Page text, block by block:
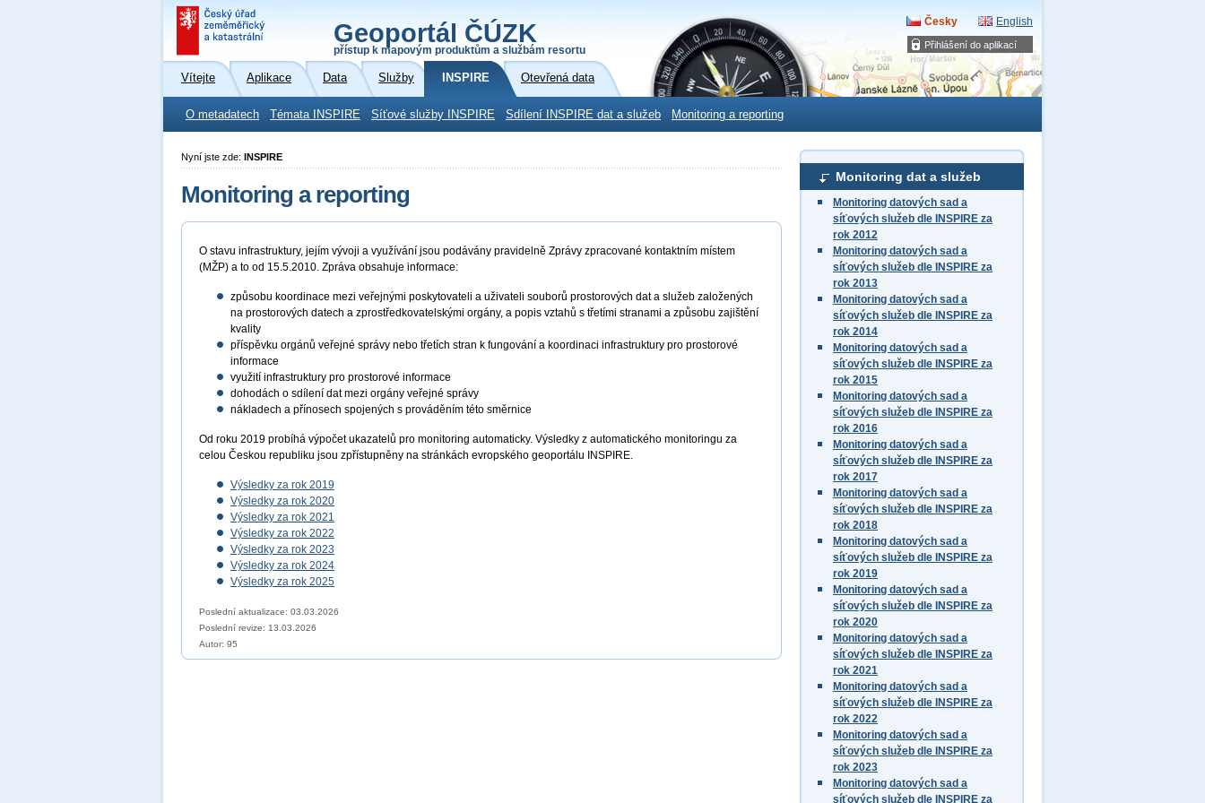
Přihlášení do aplikací
Geoportál ČÚZK
přístup k mapovým produktům a službám resortu
Česky English
Vítejte Aplikace Data Služby INSPIRE Otevřená data
O metadatech Témata INSPIRE Síťové služby INSPIRE Sdílení INSPIRE dat a služeb Monitoring a reporting
Monitoring dat a služeb
Monitoring datových sad a
síťových služeb dle INSPIRE za
rok 2012
Monitoring datových sad a
síťových služeb dle INSPIRE za
rok 2013
Monitoring datových sad a
síťových služeb dle INSPIRE za
rok 2014
Monitoring datových sad a
síťových služeb dle INSPIRE za
rok 2015
Monitoring datových sad a
síťových služeb dle INSPIRE za
rok 2016
Monitoring datových sad a
síťových služeb dle INSPIRE za
rok 2017
Monitoring datových sad a
síťových služeb dle INSPIRE za
rok 2018
Monitoring datových sad a
síťových služeb dle INSPIRE za
rok 2019
Monitoring datových sad a
síťových služeb dle INSPIRE za
rok 2020
Monitoring datových sad a
síťových služeb dle INSPIRE za
rok 2021
Monitoring datových sad a
síťových služeb dle INSPIRE za
rok 2022
Monitoring datových sad a
síťových služeb dle INSPIRE za
rok 2023
Monitoring datových sad a
síťových služeb dle INSPIRE za
Nyní jste zde: INSPIRE
Monitoring a reporting
O stavu infrastruktury, jejím vývoji a využívání jsou podávány pravidelně Zprávy zpracované kontaktním místem
(MŽP) a to od 15.5.2010. Zpráva obsahuje informace:
způsobu koordinace mezi veřejnými poskytovateli a uživateli souborů prostorových dat a služeb založených
na prostorových datech a zprostředkovatelskými orgány, a popis vztahů s třetími stranami a způsobu zajištění
kvality
příspěvku orgánů veřejné správy nebo třetích stran k fungování a koordinaci infrastruktury pro prostorové
informace
využití infrastruktury pro prostorové informace
dohodách o sdílení dat mezi orgány veřejné správy
nákladech a přínosech spojených s prováděním této směrnice
Od roku 2019 probíhá výpočet ukazatelů pro monitoring automaticky. Výsledky z automatického monitoringu za
celou Českou republiku jsou zpřístupněny na stránkách evropského geoportálu INSPIRE.
Výsledky za rok 2019
Výsledky za rok 2020
Výsledky za rok 2021
Výsledky za rok 2022
Výsledky za rok 2023
Výsledky za rok 2024
Výsledky za rok 2025
Poslední aktualizace: 03.03.2026
Poslední revize: 13.03.2026
Autor: 95